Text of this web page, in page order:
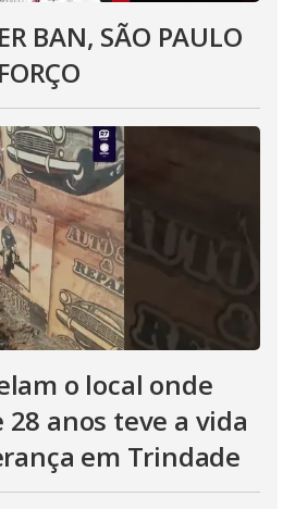
BAN, SÃO PAULO
o local onde
anos teve a vida
em Trindade